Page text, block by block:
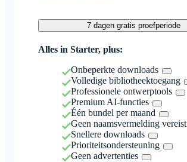
7 dagen gratis proefperiode
Alles in Starter, plus:
Onbeperkte downloads
Volledige bibliotheektoegang
Professionele ontwerptools
Premium AI-functies
Één bundel per maand
Geen naamsvermelding vereist
Snellere downloads
Prioriteitsondersteuning
Geen advertenties